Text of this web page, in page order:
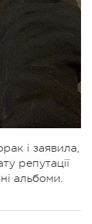
і заявила,
репутації
альбоми.